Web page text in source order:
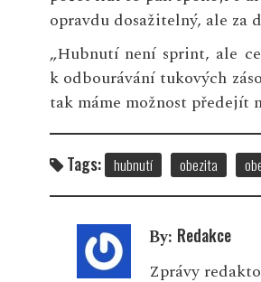
opravdu dosažitelný, ale za
„Hubnutí není sprint, ale
k odbourávání tukových
tak máme možnost předejít
Tags: hubnutí obezita
By: Redakce
Zprávy